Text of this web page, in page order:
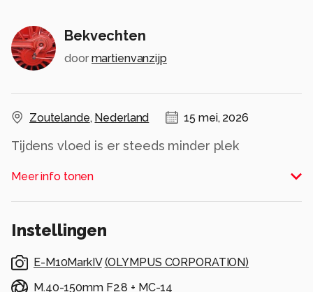
Bekvechten
door martienvanzijp
Zoutelande, Nederland 15 mei, 2026
Tijdens vloed is er steeds minder plek
Alle rechten voorbehouden
Meer info tonen
Instellingen
E-M10MarkIV (OLYMPUS CORPORATION)
M.40-150mm F2.8 + MC-14